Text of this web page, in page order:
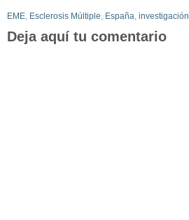
EME, Esclerosis Múltiple, España, investigación
Deja aquí tu comentario